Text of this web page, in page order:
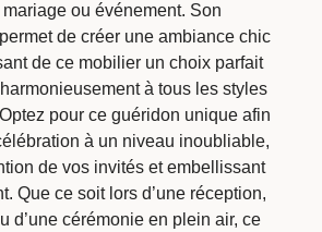
ou événement. Son
de créer une ambiance chic
de ce mobilier un choix parfait
à tous les styles
pour ce guéridon unique afin
à un niveau inoubliable,
de vos invités et embellissant
Que ce soit lors d’une réception,
d’une cérémonie en plein air, ce